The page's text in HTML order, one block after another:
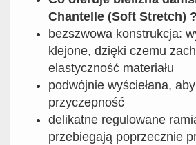
Chantelle (Soft Stretch) ?
bezszwowa konstrukcja:
klejone, dzięki czemu
elastyczność materiału
podwójnie wyściełana,
przyczepność
delikatne regulowane
przebiegają poprzecznie